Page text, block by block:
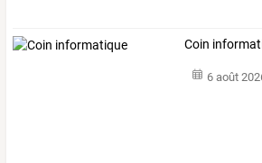
Coin
6 août